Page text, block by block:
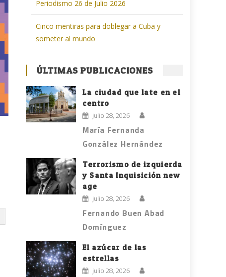
Periodismo 26 de Julio 2026
Cinco mentiras para doblegar a Cuba y
someter al mundo
ÚLTIMAS PUBLICACIONES
La ciudad que late en el
centro
julio 28, 2026
María Fernanda
González Hernández
Terrorismo de izquierda
y Santa Inquisición new
age
julio 28, 2026
Fernando Buen Abad
Domínguez
El azúcar de las
estrellas
julio 28, 2026